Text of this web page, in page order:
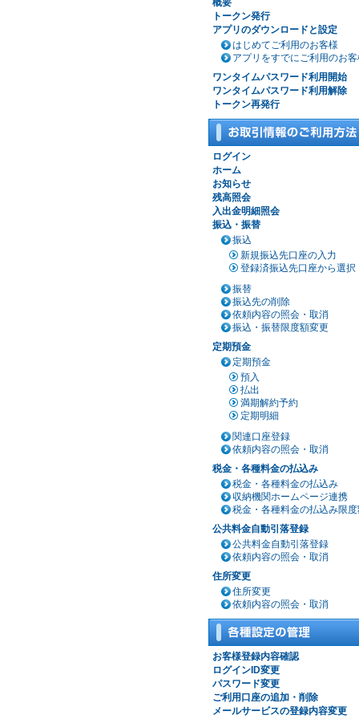
概要
トークン発行
アプリのダウンロードと設定
はじめてご利用のお客様
アプリをすでにご利用のお
ワンタイムパスワード利用開始
ワンタイムパスワード利用解除
トークン再発行
ログイン
ホーム
お知らせ
残高照会
入出金明細照会
振込・振替
振込
新規振込先口座の入力
登録済振込先口座から選択
振替
振込先の削除
依頼内容の照会・取消
振込・振替限度額変更
定期預金
定期預金
預入
払出
満期解約予約
定期明細
関連口座登録
依頼内容の照会・取消
税金・各種料金の払込み
税金・各種料金の払込み
収納機関ホームページ連携
税金・各種料金の払込み限
公共料金自動引落登録
公共料金自動引落登録
依頼内容の照会・取消
住所変更
住所変更
依頼内容の照会・取消
お客様登録内容確認
ログインID変更
パスワード変更
ご利用口座の追加・削除
メールサービスの登録内容変更